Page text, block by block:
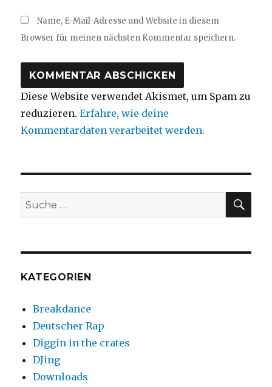
Name, E-Mail-Adresse und Website in diesem
Browser für meinen nächsten Kommentar speichern.
Diese Website verwendet Akismet, um Spam zu
reduzieren.Erfahre, wie deine
Kommentardaten verarbeitet werden.
Suche
nach:
KATEGORIEN
Breakdance
Deutscher Rap
Diggin in the crates
DJing
Downloads